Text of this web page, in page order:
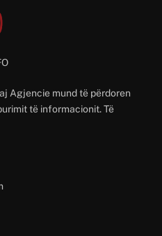
Agjencie mund të përdoren
të informacionit. Të